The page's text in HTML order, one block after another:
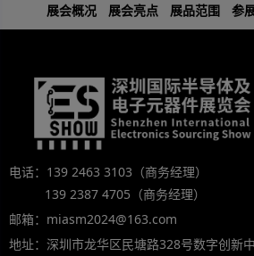
展会概况 展会亮点 展品范围 参
电话：139 2463 3103（商务经理）
139 2387 4705（商务经理）
邮箱：miasm2024@163.com
地址：深圳市龙华区民塘路328号数字创新